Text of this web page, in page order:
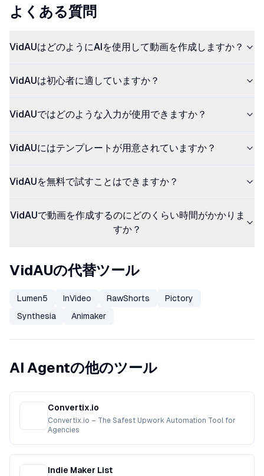
よくある質問
VidAUはどのようにAIを使用して動画を作成しますか？
VidAUは初心者に適していますか？
VidAUではどのような入力が使用できますか？
VidAUにはテンプレートが用意されていますか？
VidAUを無料で試すことはできますか？
VidAUで動画を作成するのにどのくらい時間がかかりま
すか？
VidAUの代替ツール
Lumen5 InVideo RawShorts
Pictory
Synthesia
Animaker
AI Agentの他のツール
Convertix.io
Convertix.io – The Safest Upwork Automation Tool for
Agencies
Indie Maker List